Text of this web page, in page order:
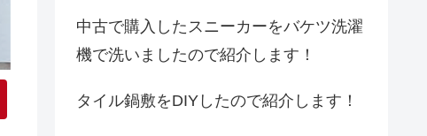
中古で購入したスニーカーをバケツ洗濯
機で洗いましたので紹介します！
タイル鍋敷をDIYしたので紹介します！